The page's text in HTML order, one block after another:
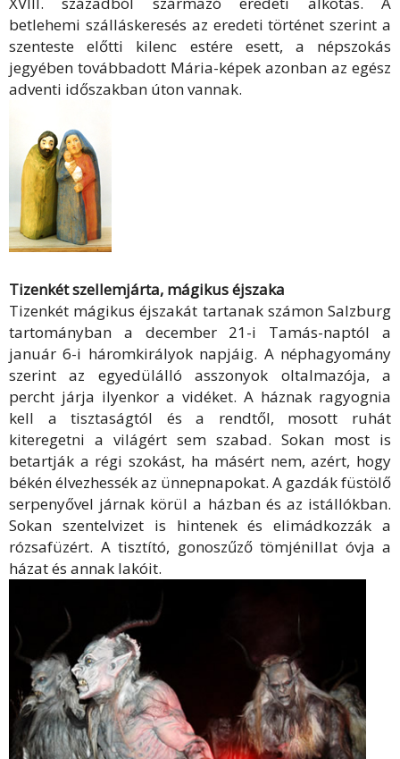
betlehemi szálláskeresés az eredeti történet szerint a
szenteste előtti kilenc estére esett, a népszokás
jegyében továbbadott Mária-képek azonban az egész
adventi időszakban úton vannak.
Tizenkét szellemjárta, mágikus éjszaka
Tizenkét mágikus éjszakát tartanak számon Salzburg
tartományban a december 21-i Tamás-naptól a
január 6-i háromkirályok napjáig. A néphagyomány
szerint az egyedülálló asszonyok oltalmazója, a
percht járja ilyenkor a vidéket. A háznak ragyognia
kell a tisztaságtól és a rendtől, mosott ruhát
kiteregetni a világért sem szabad. Sokan most is
betartják a régi szokást, ha másért nem, azért, hogy
békén élvezhessék az ünnepnapokat. A gazdák füstölő
serpenyővel járnak körül a házban és az istállókban.
Sokan szentelvizet is hintenek és elimádkozzák a
rózsafüzért. A tisztító, gonoszűző tömjénillat óvja a
házat és annak lakóit.